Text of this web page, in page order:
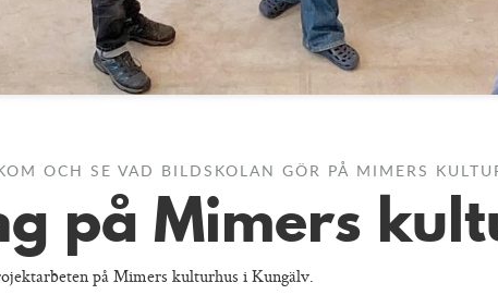
OCH SE VAD BILDSKOLAN GÖR PÅ MIMERS
på Mimers
på Mimers kulturhus i Kungälv.